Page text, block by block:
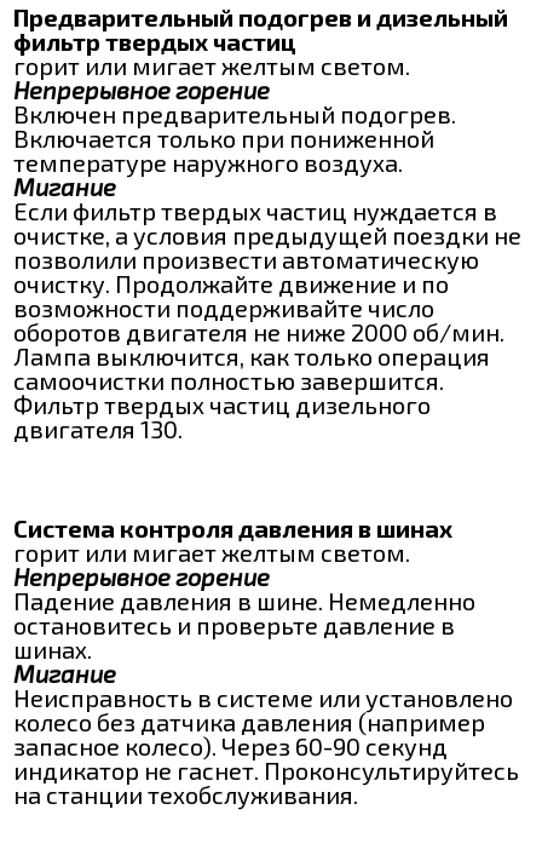
Предварительный подогрев и дизельный
фильтр твердых частиц
горит или мигает желтым светом.
Непрерывное горение
Включен предварительный подогрев.
Включается только при пониженной
температуре наружного воздуха.
Мигание
Если фильтр твердых частиц нуждается в
очистке, а условия предыдущей поездки не
позволили произвести автоматическую
очистку. Продолжайте движение и по
возможности поддерживайте число
оборотов двигателя не ниже 2000 об/мин.
Лампа выключится, как только операция
самоочистки полностью завершится.
Фильтр твердых частиц дизельного
двигателя 130.
Система контроля давления в шинах
горит или мигает желтым светом.
Непрерывное горение
Падение давления в шине. Немедленно
остановитесь и проверьте давление в
шинах.
Мигание
Неисправность в системе или установлено
колесо без датчика давления (например
запасное колесо). Через 60-90 секунд
индикатор не гаснет. Проконсультируйтесь
на станции техобслуживания.